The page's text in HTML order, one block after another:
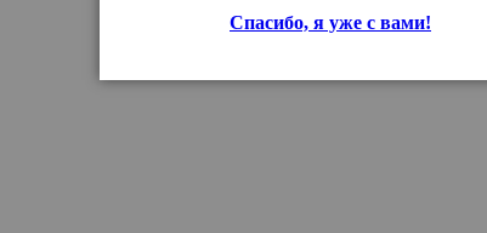
Спасибо, я уже с вами!